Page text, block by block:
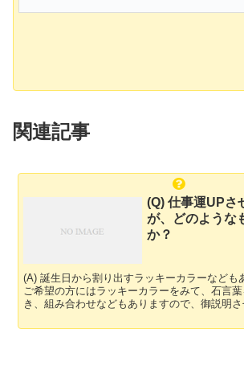
関連記事
(Q) 仕事運UPさ
が、どのような
か？
(A) 誕生日から割り出すラッキーカラーなども
ご希望の方にはラッキーカラーをみて、石言
き、組み合わせなどもありますので、御説明さ